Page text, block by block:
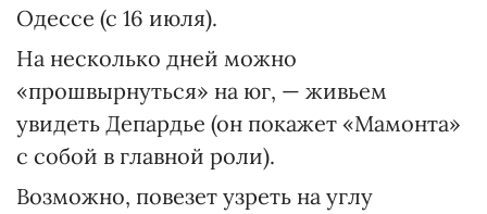
Одессе (с 16 июля).
На несколько дней можно
«прошвырнуться» на юг, — живьем
увидеть Депардье (он покажет «Мамонта»
с собой в главной роли).
Возможно, повезет узреть на углу